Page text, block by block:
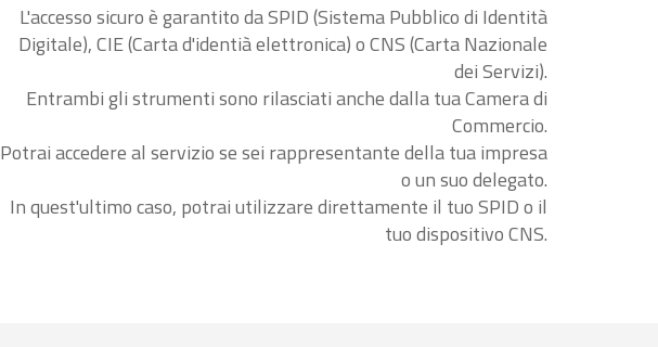
L'accesso sicuro è garantito da SPID (Sistema Pubblico di Identità
Digitale), CIE (Carta d'identià elettronica) o CNS (Carta Nazionale
dei Servizi).
Entrambi gli strumenti sono rilasciati anche dalla tua Camera di
Commercio.
Potrai accedere al servizio se sei rappresentante della tua impresa
o un suo delegato.
In quest'ultimo caso, potrai utilizzare direttamente il tuo SPID o il
tuo dispositivo CNS.